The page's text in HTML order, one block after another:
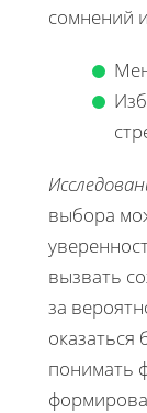
сомнений
выбора
вызвать
за
понимать